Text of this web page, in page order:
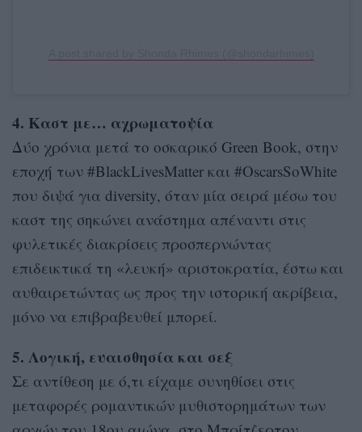
4. Καστ με… αχρωματοψία
Δύο χρόνια μετά το οσκαρικό Green Book, στην
εποχή των #BlackLivesMatter και #OscarsSoWhite
που διψά για diversity, όταν μία σειρά μέσω του
καστ της σηκώνει ανάστημα απέναντι στις
φυλετικές διακρίσεις προσπερνώντας
επιδεικτικά τη «λευκή» αριστοκρατία, έστω και
αυθαιρετώντας ως προς την ιστορική ακρίβεια,
μόνο να επιβραβευθεί μπορεί.
5. Λογική, ευαισθησία και σεξ
Σε αντίθεση με ό,τι είχαμε συνηθίσει στις
μεταφορές ρομαντικών μυθιστορημάτων των